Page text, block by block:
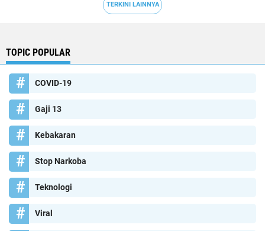
TERKINI LAINNYA
TOPIC POPULAR
COVID-19
Gaji 13
Kebakaran
Stop Narkoba
Teknologi
Viral